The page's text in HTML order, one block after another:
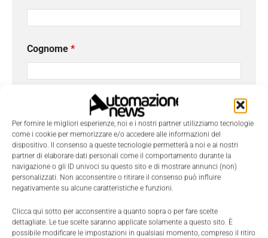
Per fornire le migliori esperienze, noi e i nostri partner utilizziamo tecnologie
come i cookie per memorizzare e/o accedere alle informazioni del
dispositivo. Il consenso a queste tecnologie permetterà a noi e ai nostri
partner di elaborare dati personali come il comportamento durante la
navigazione o gli ID univoci su questo sito e di mostrare annunci (non)
personalizzati. Non acconsentire o ritirare il consenso può influire
negativamente su alcune caratteristiche e funzioni.
Clicca qui sotto per acconsentire a quanto sopra o per fare scelte
dettagliate. Le tue scelte saranno applicate solamente a questo sito. È
possibile modificare le impostazioni in qualsiasi momento, compreso il ritiro
Cognome *
Azienda
Telefono